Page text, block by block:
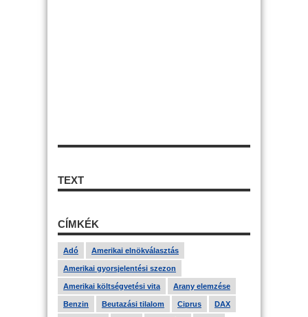
TEXT
CÍMKÉK
Adó Amerikai elnökválasztás
Amerikai gyorsjelentési szezon
Amerikai költségvetési vita Arany elemzése
Benzin Beutazási tilalom Ciprus DAX